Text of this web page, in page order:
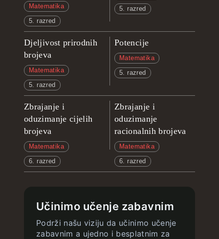
Matematika
5. razred
5. razred
Djeljivost prirodnih
brojeva
Matematika
5. razred
Potencije
Matematika
5. razred
Zbrajanje i
oduzimanje cijelih
brojeva
Matematika
6. razred
Zbrajanje i
oduzimanje
racionalnih brojeva
Matematika
6. razred
Učinimo učenje zabavnim
Podrži našu viziju da učinimo učenje
zabavnim a ujedno i besplatnim za